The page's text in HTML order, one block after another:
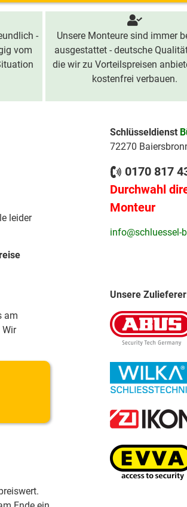
-
vom
Unsere Monteure sind immer
ausgestattet - deutsche
die wir zu Vorteilspreisen
kostenfrei verbauen.
leider
am
Wir
Schlüsseldienst
72270
0170 817
Durchwahl
Monteur
info@schluessel-
Unsere